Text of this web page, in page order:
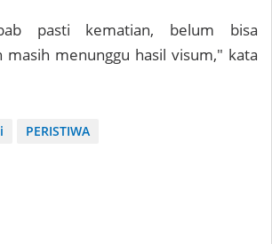
pasti kematian, belum bisa
masih menunggu hasil visum," kata
PERISTIWA